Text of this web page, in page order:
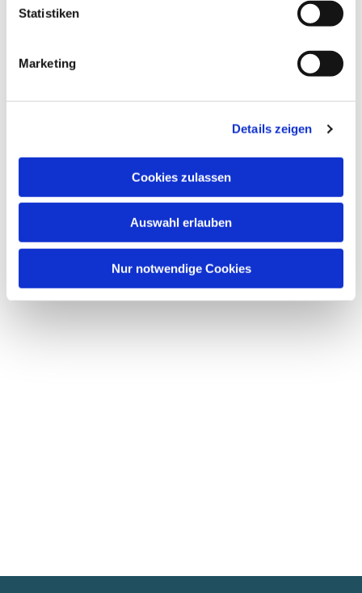
Statistiken
Marketing
Details zeigen
Cookies zulassen
Auswahl erlauben
Nur notwendige Cookies
Dies könnte Sie auch